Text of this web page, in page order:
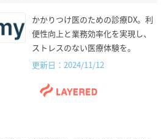
かかりつけ医のための診療DX。利
便性向上と業務効率化を実現し、
ストレスのない医療体験を。
更新日：2024/11/12